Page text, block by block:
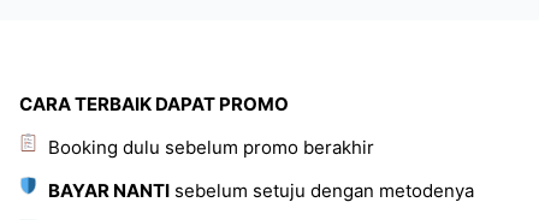
CARA TERBAIK DAPAT PROMO
Booking dulu sebelum promo berakhir
BAYAR NANTIsebelum setuju dengan metodenya